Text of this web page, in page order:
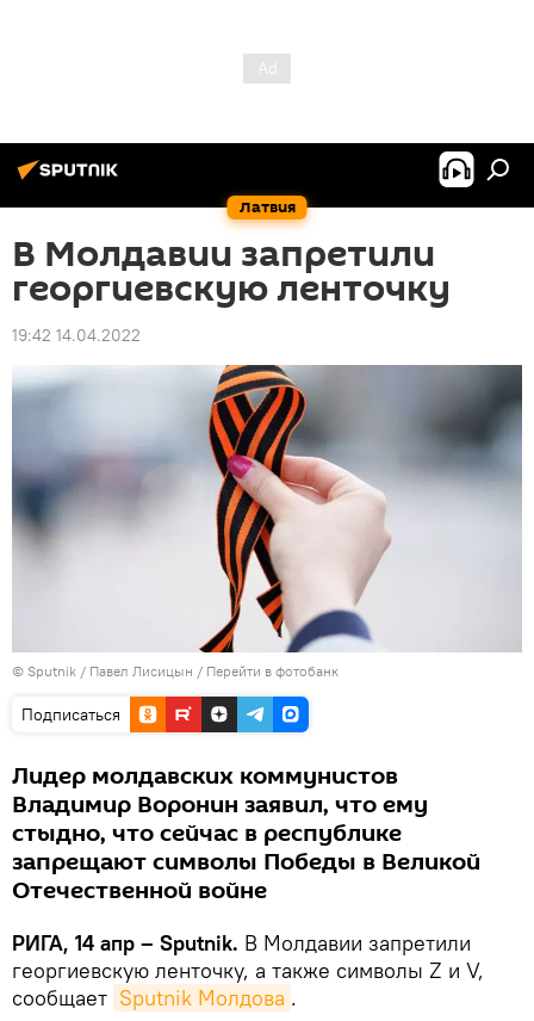
Латвия
В Молдавии запретили
георгиевскую ленточку
19:42 14.04.2022
© Sputnik / Павел Лисицын / Перейти в фотобанк
Подписаться
Лидер молдавских коммунистов
Владимир Воронин заявил, что ему
стыдно, что сейчас в республике
запрещают символы Победы в Великой
Отечественной войне
РИГА, 14 апр – Sputnik. В Молдавии запретили
георгиевскую ленточку, а также символы Z и V,
сообщает Sputnik Молдова .